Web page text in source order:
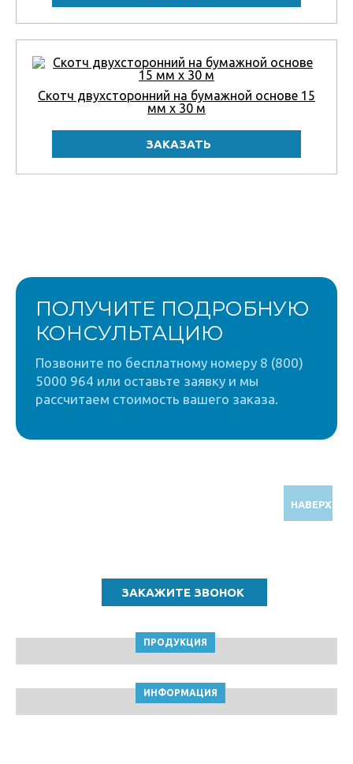
Скотч двухсторонний на бумажной основе 15
мм x 30 м
ПОЛУЧИТЕ ПОДРОБНУЮ
КОНСУЛЬТАЦИЮ
Позвоните по бесплатному номеру 8 (800)
5000 964 или оставьте заявку и мы
рассчитаем стоимость вашего заказа.
НАВЕРХ
ПРОДУКЦИЯ
ИНФОРМАЦИЯ